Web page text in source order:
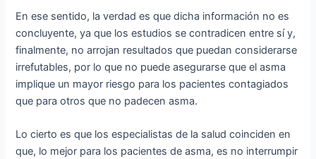
En ese sentido, la verdad es que dicha información no es
concluyente, ya que los estudios se contradicen entre sí y,
finalmente, no arrojan resultados que puedan considerarse
irrefutables, por lo que no puede asegurarse que el asma
implique un mayor riesgo para los pacientes contagiados
que para otros que no padecen asma.
Lo cierto es que los especialistas de la salud coinciden en
que, lo mejor para los pacientes de asma, es no interrumpir